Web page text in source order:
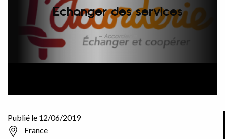
Echanger des services
Accorderie
Publié le 12/06/2019
France